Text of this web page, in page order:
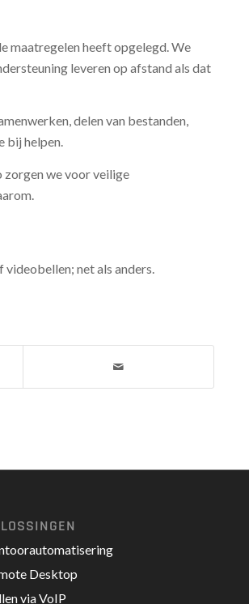
maatregelen heeft opgelegd. We
leveren op afstand als dat
delen van bestanden,
bij helpen.
zorgen we voor veilige
net als anders.
Desktop
via VoIP